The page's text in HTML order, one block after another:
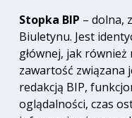
Stopka BIP – dolna,
Biuletynu. Jest
głównej, jak również
zawartość związana
redakcją BIP,
oglądalności, czas